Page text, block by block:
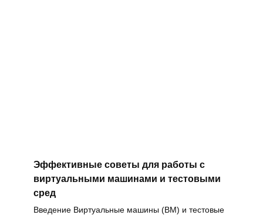
Эффективные советы для работы с
виртуальными машинами и тестовыми
сред
Введение Виртуальные машины (ВМ) и тестовые